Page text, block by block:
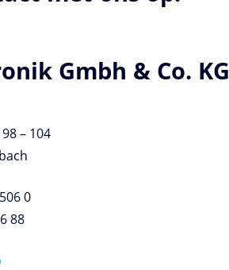
Gmbh & Co. KG
– 104
0
88